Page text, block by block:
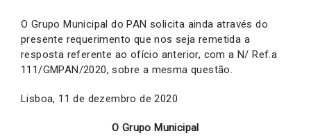
O Grupo Municipal do PAN solicita ainda através do
presente requerimento que nos seja remetida a
resposta referente ao ofício anterior, com a N/ Ref.a
111/GMPAN/2020, sobre a mesma questão.
Lisboa, 11 de dezembro de 2020
O Grupo Municipal